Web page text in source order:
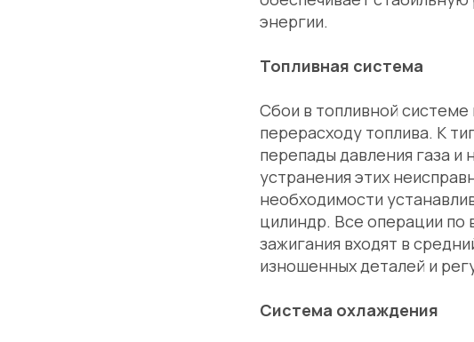
энергии.
Топливная система
Сбои в топливной
перерасходу топлива. К
перепады давления газа
устранения этих
необходимости
цилиндр. Все операции
зажигания входят в
изношенных деталей и
Система охлаждения